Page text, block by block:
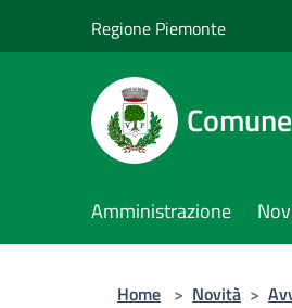
Regione Piemonte
Amministrazione
Home > Novità >